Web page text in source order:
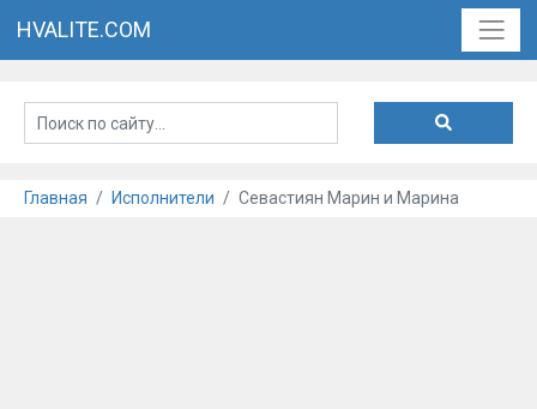
HVALITE.COM
Главная Исполнители Севастиян Марин и Марина